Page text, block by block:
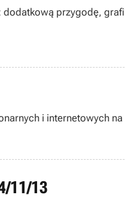
i internetowych na
11/13